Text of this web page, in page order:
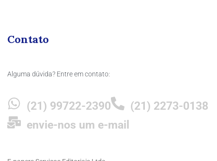
Contato
Alguma dúvida? Entre em contato:
(21) 99722-2390
(21) 2273-0138
envie-nos um e-mail